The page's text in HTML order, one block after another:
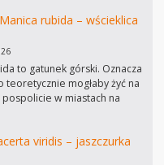
Manica rubida – wścieklica
to gatunek górski. Oznacza
teoretycznie mogłaby żyć na
w miastach na
viridis – jaszczurka